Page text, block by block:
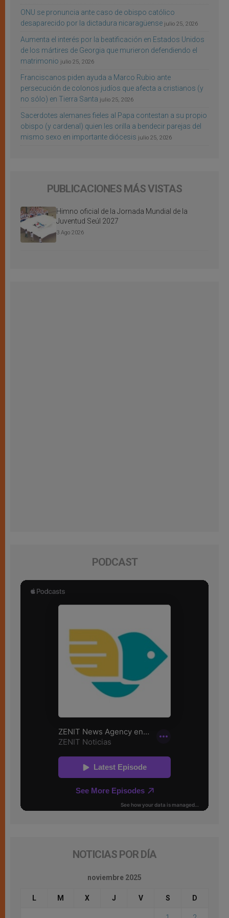
ONU se pronuncia ante caso de obispo católico
desaparecido por la dictadura nicaragüense julio 25, 2026
Aumenta el interés por la beatificación en Estados Unidos
de los mártires de Georgia que murieron defendiendo el
matrimonio julio 25, 2026
Franciscanos piden ayuda a Marco Rubio ante
persecución de colonos judíos que afecta a cristianos (y
no sólo) en Tierra Santa julio 25, 2026
Sacerdotes alemanes fieles al Papa contestan a su propio
obispo (y cardenal) quien les orilla a bendecir parejas del
mismo sexo en importante diócesis julio 25, 2026
PUBLICACIONES MÁS VISTAS
Himno oficial de la Jornada Mundial de la
Juventud Seúl 2027
3 Ago 2026
PODCAST
NOTICIAS POR DÍA
noviembre 2025
L M X J V S D